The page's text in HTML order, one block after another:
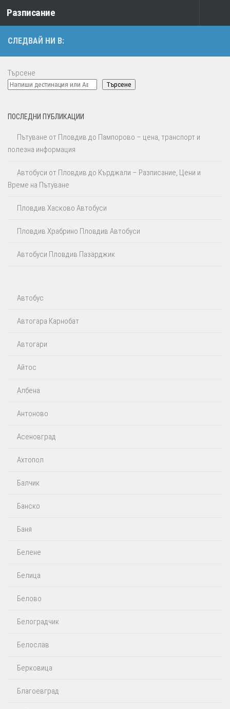
Към съдържанието
Разписание
СЛЕДВАЙ НИ В:
Търсене
Търсене
ПОСЛЕДНИ ПУБЛИКАЦИИ
Пътуване от Пловдив до Пампорово – цена, транспорт и
полезна информация
Автобуси от Пловдив до Кърджали – Разписание, Цени и
Време на Пътуване
Пловдив Хасково Автобуси
Пловдив Храбрино Пловдив Автобуси
Автобуси Пловдив Пазарджик
Автобус
Автогара Карнобат
Автогари
Айтос‎
Албена
Антоново
Асеновград
Ахтопол
Балчик
Банско
Баня
Белене
Белица
Белово
Белоградчик
Белослав
Берковица
Благоевград